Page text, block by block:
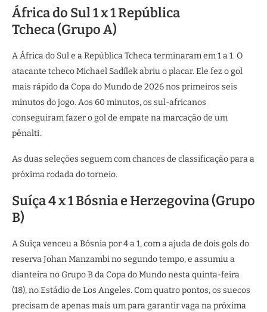
África do Sul 1 x 1 República
Tcheca (Grupo A)
A África do Sul e a República Tcheca terminaram em 1 a 1. O
atacante tcheco Michael Sadílek abriu o placar. Ele fez o gol
mais rápido da Copa do Mundo de 2026 nos primeiros seis
minutos do jogo. Aos 60 minutos, os sul-africanos
conseguiram fazer o gol de empate na marcação de um
pênalti.
As duas seleções seguem com chances de classificação para a
próxima rodada do torneio.
Suíça 4 x 1 Bósnia e Herzegovina (Grupo
B)
A Suíça venceu a Bósnia por 4 a 1, com a ajuda de dois gols do
reserva Johan Manzambi no segundo tempo, e assumiu a
dianteira no Grupo B da Copa do Mundo nesta quinta-feira
(18), no Estádio de Los Angeles. Com quatro pontos, os suecos
precisam de apenas mais um para garantir vaga na próxima